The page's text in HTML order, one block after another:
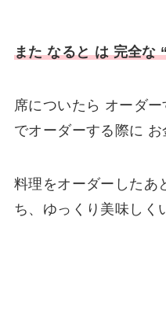
また なると は 完全な
席についたら オーダ
でオーダーする際に お
料理をオーダーしたあ
ち、ゆっくり美味しく